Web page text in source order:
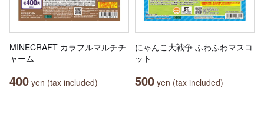
MINECRAFT カラフルマルチチ
ャーム
400 yen (tax included)
にゃんこ大戦争 ふわふわマスコ
ット
500 yen (tax included)